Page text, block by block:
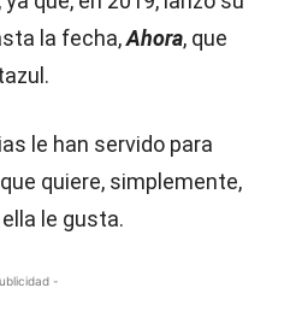
la fecha,Ahora, que
le han servido para
quiere, simplemente,
le gusta.
-